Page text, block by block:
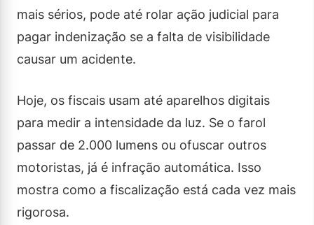
mais sérios, pode até rolar ação judicial para
pagar indenização se a falta de visibilidade
causar um acidente.
Hoje, os fiscais usam até aparelhos digitais
para medir a intensidade da luz. Se o farol
passar de 2.000 lumens ou ofuscar outros
motoristas, já é infração automática. Isso
mostra como a fiscalização está cada vez mais
rigorosa.